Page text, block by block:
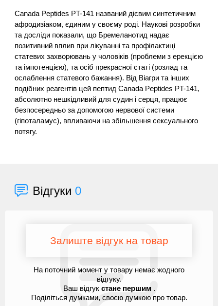
Canada Peptides PT-141 названий дієвим синтетичним
афродизіаком, єдиним у своєму роді. Наукові розробки
та досліди показали, що Бремеланотид надає
позитивний вплив при лікуванні та профілактиці
статевих захворювань у чоловіків (проблеми з ерекцією
та імпотенцією), та осіб прекрасної статі (розлад та
ослаблення статевого бажання). Від Віагри та інших
подібних реагентів цей пептид Canada Peptides PT-141,
абсолютно нешкідливий для судин і серця, працює
безпосередньо за допомогою нервової системи
(гіпоталамус), впливаючи на збільшення сексуального
потягу.
Відгуки 0
Залиште відгук на товар
На поточний момент у товару немає жодного
відгуку.
Ваш відгук стане першим .
Поділіться думками, своєю думкою про товар.